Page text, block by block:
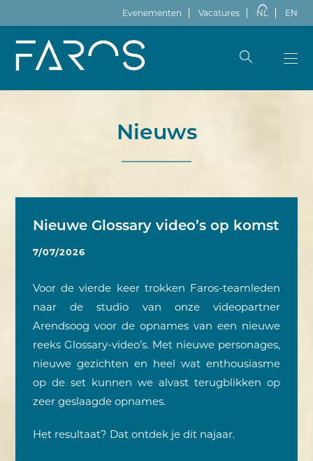
Evenementen Vacatures NL EN
Nieuws
Nieuwe Glossary video’s op komst
7/07/2026
Voor de vierde keer trokken Faros-teamleden
naar de studio van onze videopartner
Arendsoog voor de opnames van een nieuwe
reeks Glossary-video’s. Met nieuwe personages,
nieuwe gezichten en heel wat enthousiasme
op de set kunnen we alvast terugblikken op
zeer geslaagde opnames.
Het resultaat? Dat ontdek je dit najaar.